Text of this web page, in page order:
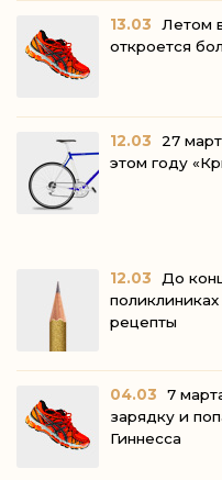
13.03
Летом
откроется
12.03
27
этом году
12.03
До
04.03
7
зарядку и